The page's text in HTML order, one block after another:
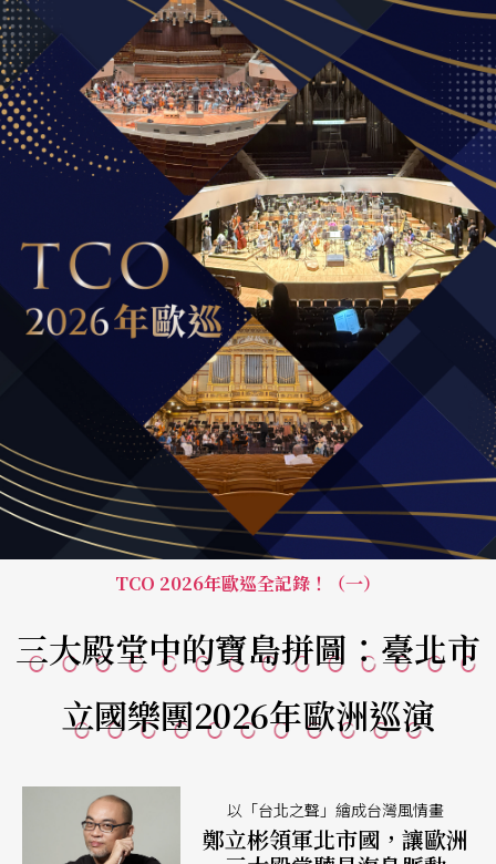
TCO 2026年歐巡全記錄！（一）
三大殿堂中的寶島拼圖：臺北市
立國樂團2026年歐洲巡演
以「台北之聲」繪成台灣風情畫
鄭立彬領軍北市國，讓歐洲